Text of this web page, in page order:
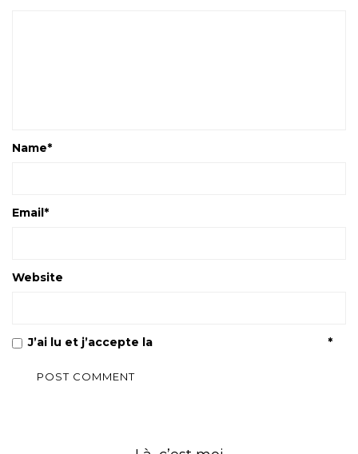
Name*
Email*
Website
J’ai lu et j’accepte la *